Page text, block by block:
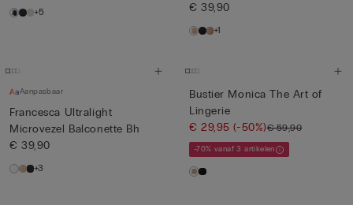
+5
€ 39,90
+1
Aanpasbaar
Francesca Ultralight
Microvezel Balconette Bh
€ 39,90
+3
Bustier Monica The Art of
Lingerie
€ 29,95(-50%)€ 59,90
-70% vanaf 3 artikelen